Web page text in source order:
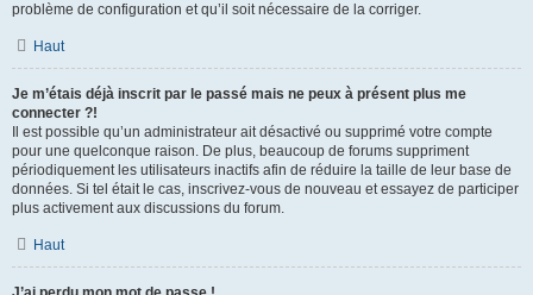
problème de configuration et qu’il soit nécessaire de la corriger.
Haut
Je m’étais déjà inscrit par le passé mais ne peux à présent plus me
connecter ?!
Il est possible qu’un administrateur ait désactivé ou supprimé votre compte
pour une quelconque raison. De plus, beaucoup de forums suppriment
périodiquement les utilisateurs inactifs afin de réduire la taille de leur base de
données. Si tel était le cas, inscrivez-vous de nouveau et essayez de participer
plus activement aux discussions du forum.
Haut